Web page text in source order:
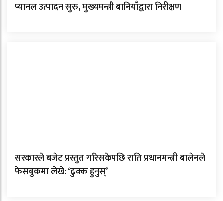
प्यानल उत्पादन सुरु, मुख्यमन्त्री बानियाँद्वारा निरीक्षण
सरकारले बजेट प्रस्तुत गरिसकेपछि राति प्रधानमन्त्री बालेनले
फेसबुकमा लेखे: ‘ढुक्क हुनुस्’